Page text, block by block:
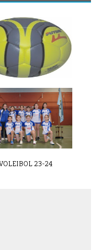
- Crónica y
7 d[...]
23-24